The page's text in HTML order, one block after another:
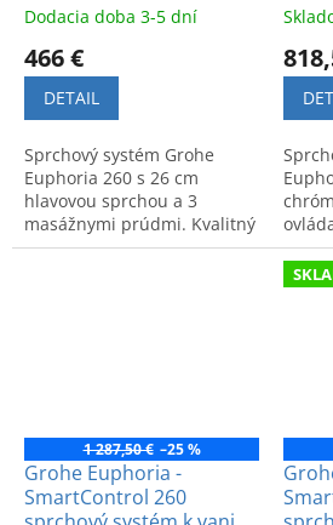
Dodacia doba 3-5 dní
466 €
DETAIL
Sprchový systém Grohe
Euphoria 260 s 26 cm
hlavovou sprchou a 3
masážnymi prúdmi. Kvalitný
a moderný dizajn do
pri
1 287,50 € –25 %
Grohe Euphoria -
SmartControl 260